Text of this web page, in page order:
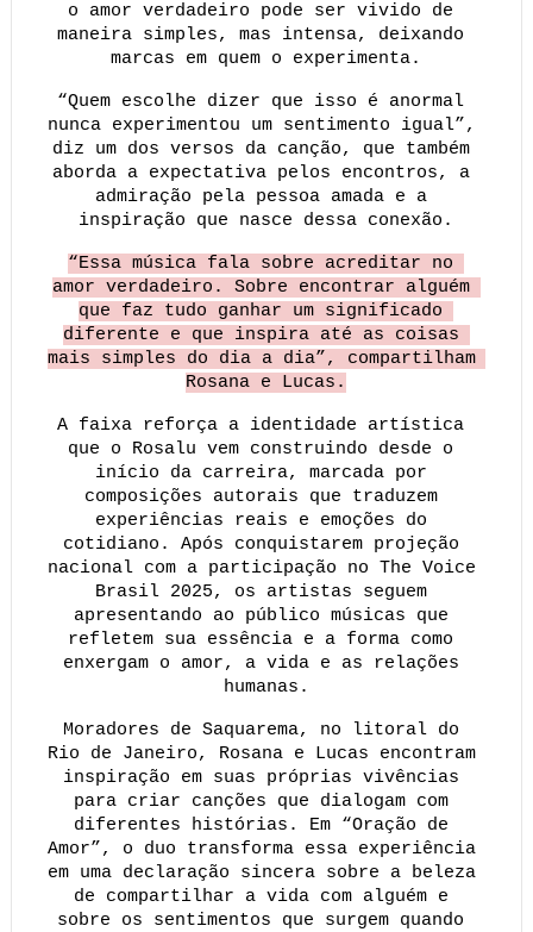
o amor verdadeiro pode ser vivido de
maneira simples, mas intensa, deixando
marcas em quem o experimenta.
“Quem escolhe dizer que isso é anormal
nunca experimentou um sentimento igual”,
diz um dos versos da canção, que também
aborda a expectativa pelos encontros, a
admiração pela pessoa amada e a
inspiração que nasce dessa conexão.
“Essa música fala sobre acreditar no
amor verdadeiro. Sobre encontrar alguém
que faz tudo ganhar um significado
diferente e que inspira até as coisas
mais simples do dia a dia”, compartilham
Rosana e Lucas.
A faixa reforça a identidade artística
que o Rosalu vem construindo desde o
início da carreira, marcada por
composições autorais que traduzem
experiências reais e emoções do
cotidiano. Após conquistarem projeção
nacional com a participação no The Voice
Brasil 2025, os artistas seguem
apresentando ao público músicas que
refletem sua essência e a forma como
enxergam o amor, a vida e as relações
humanas.
Moradores de Saquarema, no litoral do
Rio de Janeiro, Rosana e Lucas encontram
inspiração em suas próprias vivências
para criar canções que dialogam com
diferentes histórias. Em “Oração de
Amor”, o duo transforma essa experiência
em uma declaração sincera sobre a beleza
de compartilhar a vida com alguém e
sobre os sentimentos que surgem quando